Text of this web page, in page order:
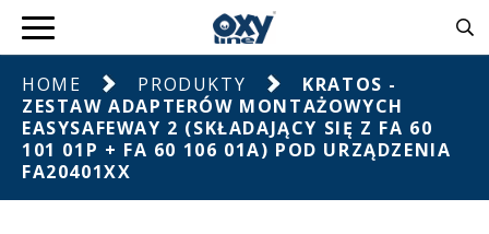
HOME PRODUKTY
KRATOS -
ZESTAW ADAPTERÓW MONTAŻOWYCH
EASYSAFEWAY 2 (SKŁADAJĄCY SIĘ Z FA 60
101 01P + FA 60 106 01A) POD URZĄDZENIA
FA20401XX